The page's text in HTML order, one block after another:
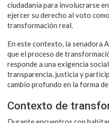
ciudadanía para involucrarse
ejercer su derecho al voto
transformación real.
En este contexto, la senadora
que el proceso de
responde a una exigencia
transparencia, justicia y
cambio profundo en la forma
Contexto de